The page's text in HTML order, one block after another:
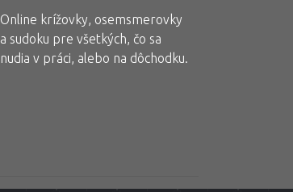
Online krížovky, osemsmerovky
a sudoku pre všetkých, čo sa
nudia v práci, alebo na dôchodku.